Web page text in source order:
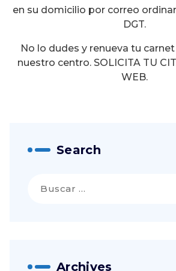
en su domicilio por correo
DGT.
No lo dudes y renueva tu
nuestro centro. SOLICITA TU
WEB.
Search
Archives